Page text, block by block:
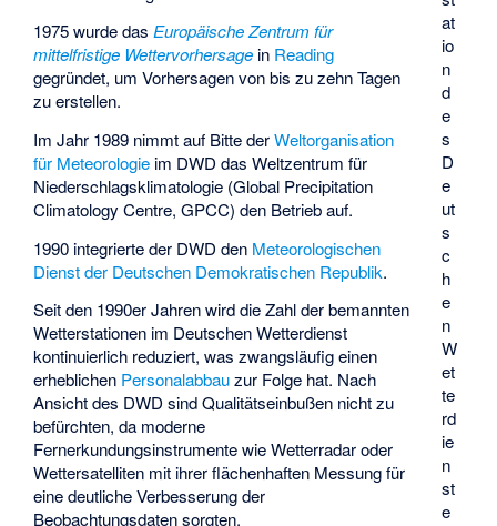
at
io
n
d
e
s
D
e
ut
s
c
h
e
n
W
et
te
rd
ie
n
st
e
1975 wurde dasEuropäische Zentrum für
mittelfristige Wettervorhersage in Reading
gegründet, um Vorhersagen von bis zu zehn Tagen
zu erstellen.
Im Jahr 1989 nimmt auf Bitte derWeltorganisation
für Meteorologie im DWD das Weltzentrum für
Niederschlagsklimatologie (Global Precipitation
Climatology Centre, GPCC) den Betrieb auf.
1990 integrierte der DWD den Meteorologischen
Dienst der Deutschen Demokratischen Republik.
Seit den 1990er Jahren wird die Zahl der bemannten
Wetterstationen im Deutschen Wetterdienst
kontinuierlich reduziert, was zwangsläufig einen
erheblichen Personalabbauzur Folge hat. Nach
Ansicht des DWD sind Qualitätseinbußen nicht zu
befürchten, da moderne
Fernerkundungsinstrumente wie Wetterradar oder
Wettersatelliten mit ihrer flächenhaften Messung für
eine deutliche Verbesserung der
Beobachtungsdaten sorgten.